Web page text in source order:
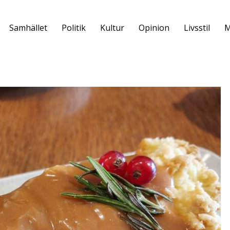
Samhället Politik Kultur Opinion Livsstil